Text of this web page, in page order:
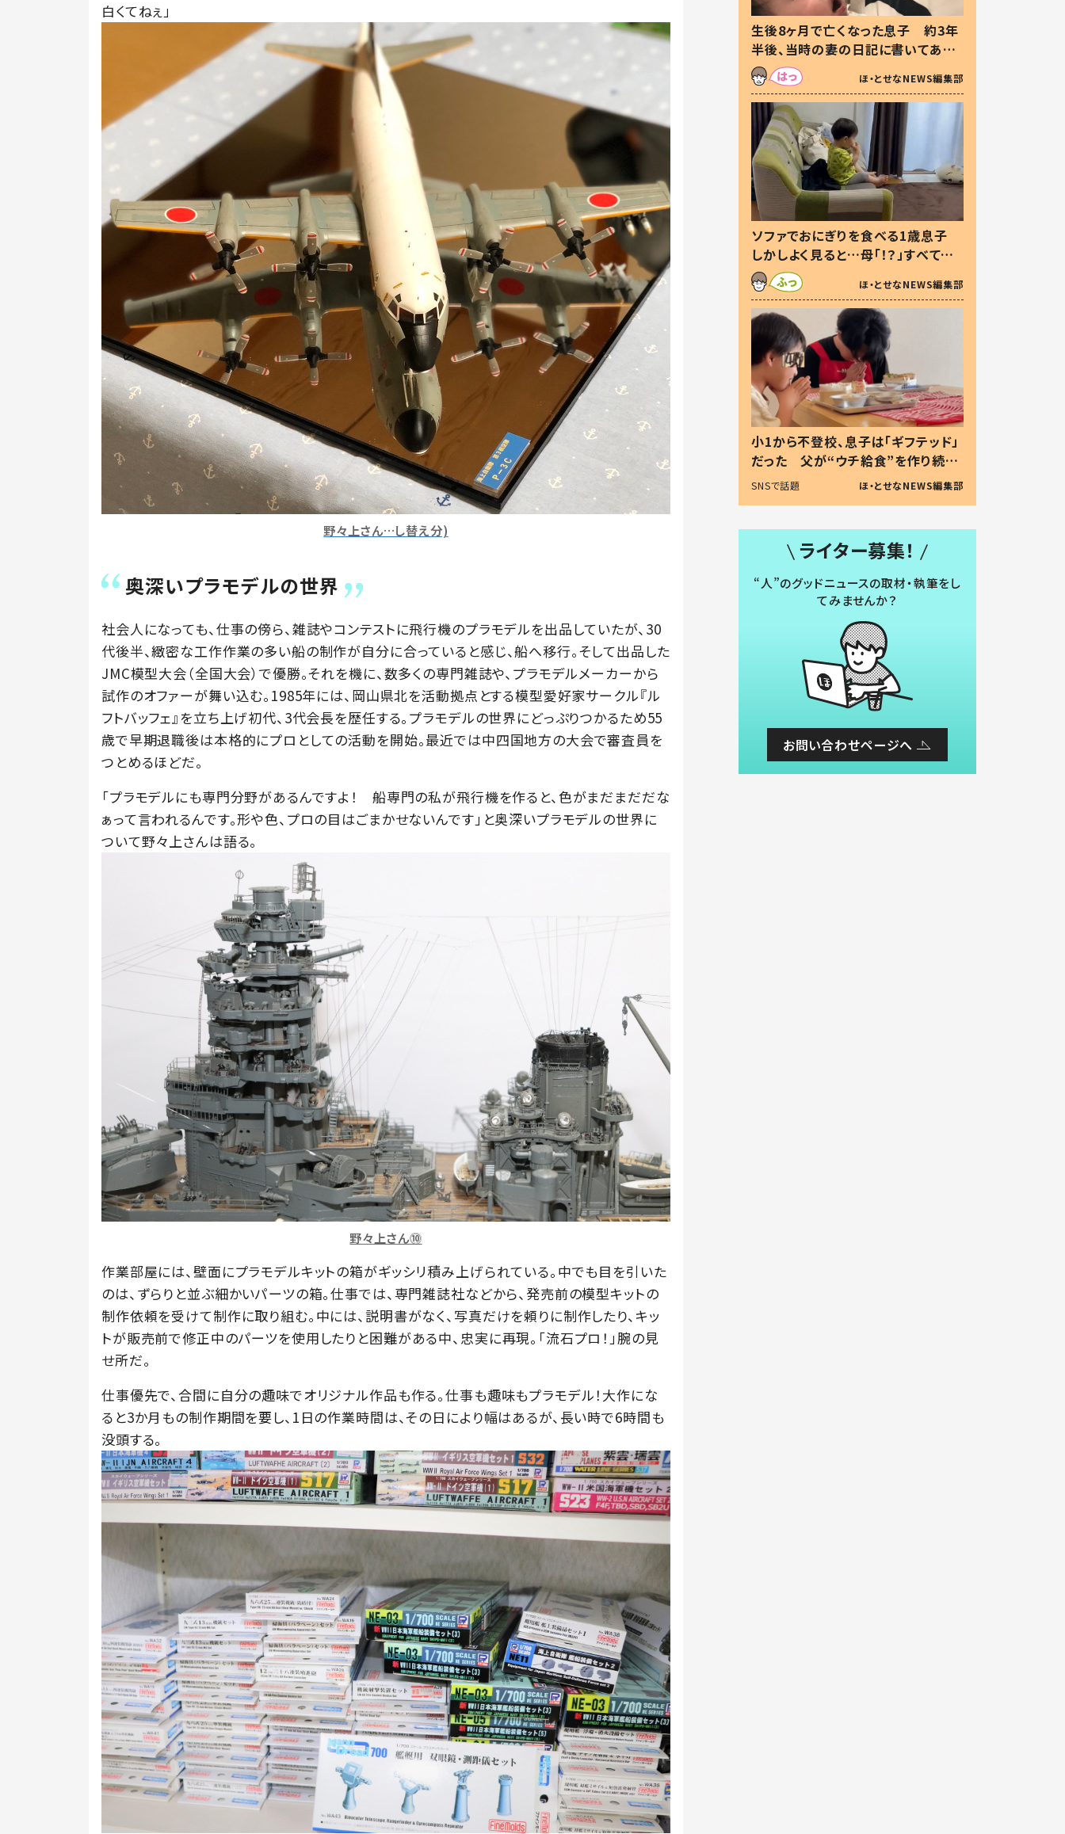
白くてねぇ」
野々上さん…し替え分)
奥深いプラモデルの世界
社会人になっても、仕事の傍ら、雑誌やコンテストに飛行機のプラモデルを出品していたが、30
代後半、緻密な工作作業の多い船の制作が自分に合っていると感じ、船へ移行。そして出品した
JMC模型大会（全国大会）で優勝。それを機に、数多くの専門雑誌や、プラモデルメーカーから
試作のオファーが舞い込む。1985年には、岡山県北を活動拠点とする模型愛好家サークル『ル
フトバッフェ』を立ち上げ初代、3代会長を歴任する。プラモデルの世界にどっぷりつかるため55
歳で早期退職後は本格的にプロとしての活動を開始。最近では中四国地方の大会で審査員を
つとめるほどだ。
「プラモデルにも専門分野があるんですよ！ 船専門の私が飛行機を作ると、色がまだまだだな
ぁって言われるんです。形や色、プロの目はごまかせないんです」と奥深いプラモデルの世界に
ついて野々上さんは語る。
野々上さん⓾
作業部屋には、壁面にプラモデルキットの箱がギッシリ積み上げられている。中でも目を引いた
のは、ずらりと並ぶ細かいパーツの箱。仕事では、専門雑誌社などから、発売前の模型キットの
制作依頼を受けて制作に取り組む。中には、説明書がなく、写真だけを頼りに制作したり、キッ
トが販売前で修正中のパーツを使用したりと困難がある中、忠実に再現。「流石プロ！」腕の見
せ所だ。
仕事優先で、合間に自分の趣味でオリジナル作品も作る。仕事も趣味もプラモデル！大作にな
ると3か月もの制作期間を要し、1日の作業時間は、その日により幅はあるが、長い時で6時間も
没頭する。
生後8ヶ月で亡くなった息子 約3年
半後、当時の妻の日記に書いてあっ
た本音とは
ほ・とせなNEWS編集部
ソファでおにぎりを食べる1歳息子
しかしよく見ると…母「！？」すべてを
察した母の投稿に「可愛いから許
す！」「現行犯〜」
ほ・とせなNEWS編集部
小1から不登校、息子は「ギフテッド」
だった 父が“ウチ給食”を作り続け
る理由とは #令和の親 #令和の子
SNSで話題 ほ・とせなNEWS編集部
ライター募集！
“人”のグッドニュースの取材・執筆をし
てみませんか？
お問い合わせページへ